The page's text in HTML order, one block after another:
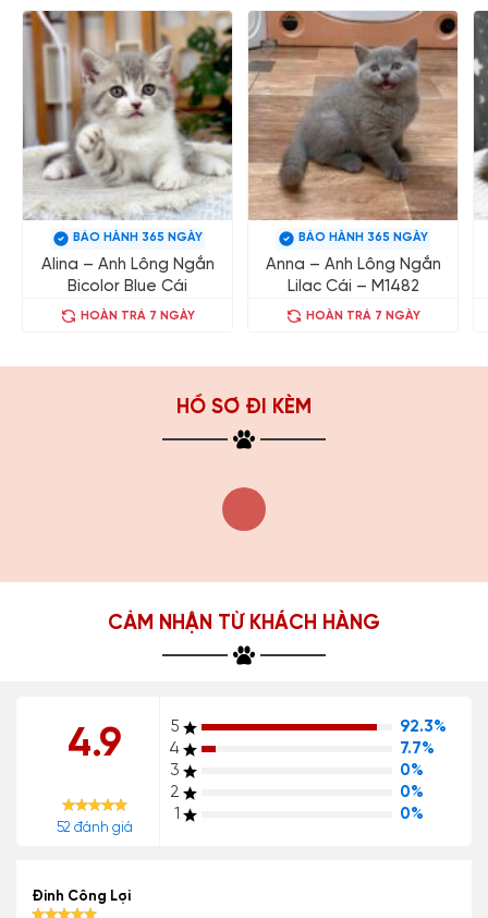
BẢO HÀNH 365 NGÀY
Alina – Anh Lông Ngắn
Bicolor Blue Cái
HOÀN TRẢ 7 NGÀY
BẢO HÀNH 365 NGÀY
Anna – Anh Lông Ngắn
Lilac Cái – M1482
HOÀN TRẢ 7 NGÀY
HỒ SƠ ĐI KÈM
CẢM NHẬN TỪ KHÁCH HÀNG
4.9
52 đánh giá
5
92.3%
4
7.7%
3
0%
2
0%
1
0%
Đinh Công Lợi